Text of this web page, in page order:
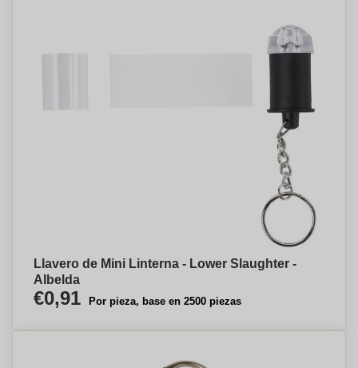
Llavero de Mini Linterna - Lower Slaughter -
Albelda
€0,91 Por pieza, base en 2500 piezas